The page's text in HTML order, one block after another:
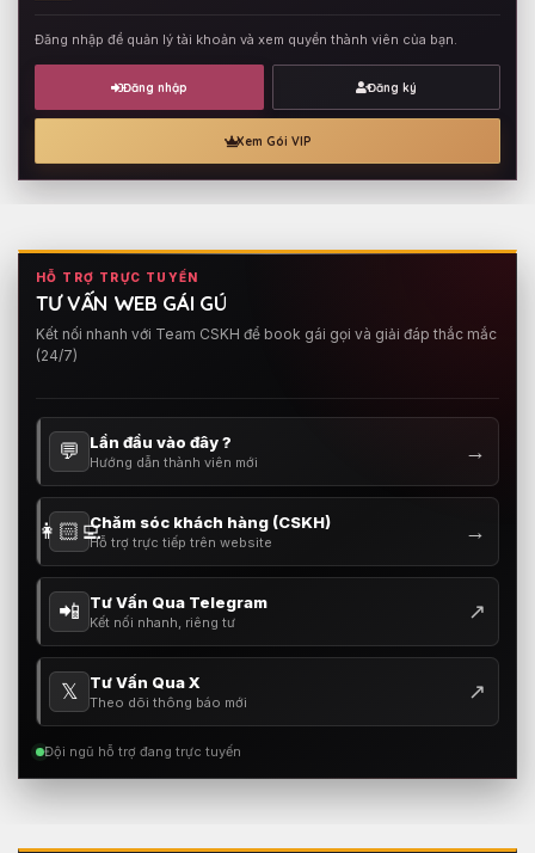
Đăng nhập để quản lý tài khoản và xem quyền thành viên của bạn.
Đăng nhập Đăng ký
Xem Gói VIP
HỖ TRỢ TRỰC TUYẾN
TƯ VẤN WEB GÁI GÚ
Kết nối nhanh với Team CSKH để book gái gọi và giải đáp thắc mắc
(24/7)
💬 Lần đầu vào đây ?
Hướng dẫn thành viên mới →
👩🏻‍💻Chăm sóc khách hàng (CSKH)
Hỗ trợ trực tiếp trên website →
📲 Tư Vấn Qua Telegram
Kết nối nhanh, riêng tư ↗
𝕏 Tư Vấn Qua X
Theo dõi thông báo mới ↗
Đội ngũ hỗ trợ đang trực tuyến